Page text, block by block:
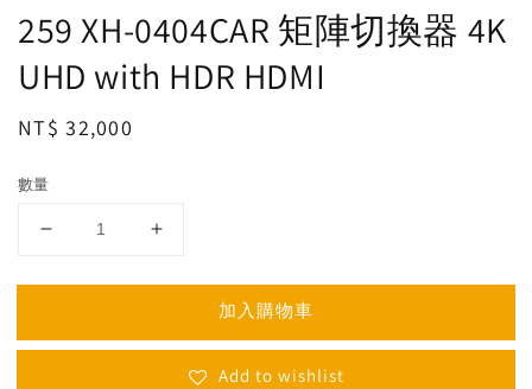
259 XH-0404CAR 矩陣切換器 4K
UHD with HDR HDMI
Regular
NT$ 32,000
數量
加入購物車
Add to wishlist